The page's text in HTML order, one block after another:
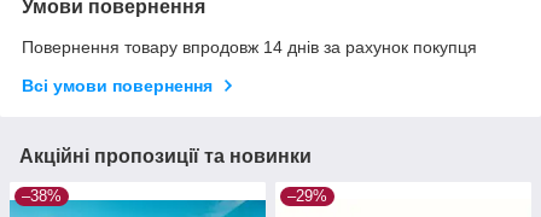
Умови повернення
Повернення товару впродовж 14 днів за рахунок покупця
Всі умови повернення
Акційні пропозиції та новинки
–38% –29%